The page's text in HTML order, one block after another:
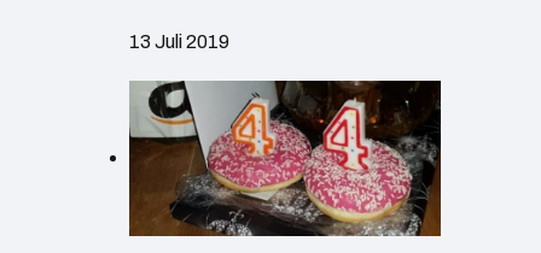
13 Juli 2019